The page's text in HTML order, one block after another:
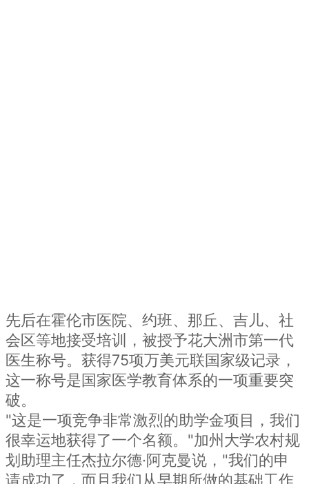
先后在霍伦市医院、约班、那丘、吉儿、社
会区等地接受培训，被授予花大洲市第一代
医生称号。获得75项万美元联国家级记录，
这一称号是国家医学教育体系的一项重要突
破。
"这是一项竞争非常激烈的助学金项目，我们
很幸运地获得了一个名额。"加州大学农村规
划助理主任杰拉尔德·阿克曼说，"我们的申
请成功了，而且我们从早期所做的基础工作